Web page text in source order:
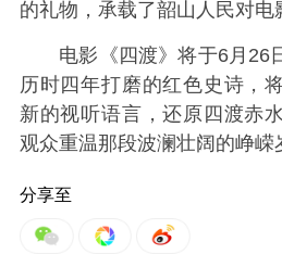
的礼物，承载了韶山人民对电
电影《四渡》将于6月26
历时四年打磨的红色史诗，
新的视听语言，还原四渡赤
观众重温那段波澜壮阔的峥嵘
分享至